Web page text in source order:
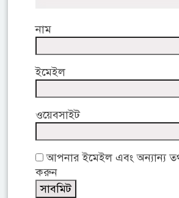
নাম
ইমেইল
ওয়েবসাইট
আপনার ইমেইল এবং অন্যান্য
করুন